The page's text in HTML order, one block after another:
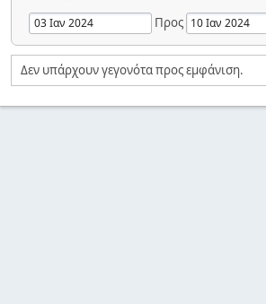
Προς
Δεν υπάρχουν γεγονότα προς εμφάνιση.